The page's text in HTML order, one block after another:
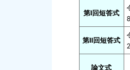
第Ⅰ回短答式
第Ⅱ回短答式
論文式